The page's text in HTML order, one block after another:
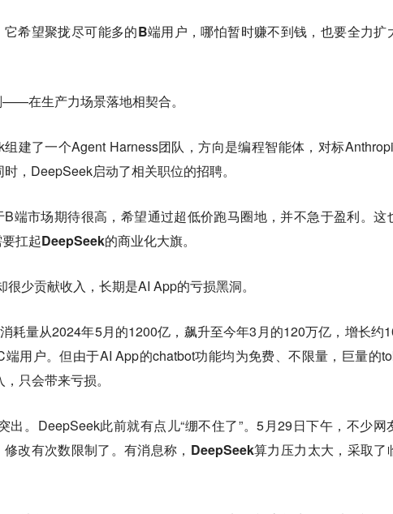
它希望聚拢尽可能多的B端用户，哪怕暂时赚不到钱，也要全力扩
在生产力场景落地相契合。
建了一个Agent Harness团队，方向是编程智能体，对标
，DeepSeek启动了相关职位的招聘。
端市场期待很高，希望通过超低价跑马圈地，并不急于盈利。这
扛起DeepSeek的商业化大旗。
少贡献收入，长期是AI App的亏损黑洞。
耗量从2024年5月的1200亿，飙升至今年3月的120万亿，增长约
用户。但由于AI App的chatbot功能均为免费、不限量，巨量的
只会带来亏损。
出。DeepSeek此前就有点儿“绷不住了”。5月29日下午，不少网
改有次数限制了。有消息称， DeepSeek算力压力太大，采取了